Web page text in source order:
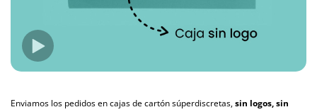
Enviamos los pedidos en cajas de cartón súperdiscretas,sin logos, sin